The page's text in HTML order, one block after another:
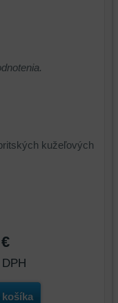
kužeľových